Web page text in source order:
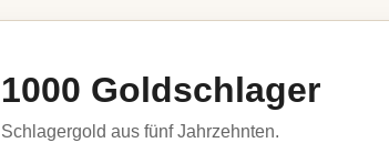
1000 Goldschlager
Schlagergold aus fünf Jahrzehnten.